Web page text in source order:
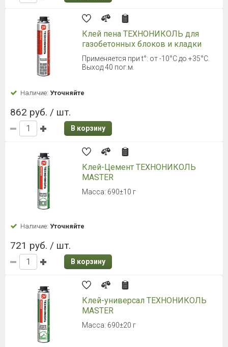
Клей пена ТЕХНОНИКОЛЬ для
газобетонных блоков и кладки
Применяется при t°: от -10°С до +35°С.
Выход 40 пог.м.
Наличие: Уточняйте
862 руб. / шт.
В корзину
Клей-Цемент ТЕХНОНИКОЛЬ
MASTER
Масса: 690±10 г
Наличие: Уточняйте
721 руб. / шт.
В корзину
Клей-универсал ТЕХНОНИКОЛЬ
MASTER
Масса: 690±20 г